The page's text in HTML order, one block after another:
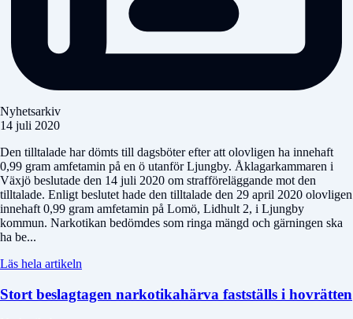
Nyhetsarkiv
14 juli 2020
Den tilltalade har dömts till dagsböter efter att olovligen ha innehaft
0,99 gram amfetamin på en ö utanför Ljungby. Åklagarkammaren i
Växjö beslutade den 14 juli 2020 om strafföreläggande mot den
tilltalade. Enligt beslutet hade den tilltalade den 29 april 2020 olovligen
innehaft 0,99 gram amfetamin på Lomö, Lidhult 2, i Ljungby
kommun. Narkotikan bedömdes som ringa mängd och gärningen ska
ha be...
Läs hela artikeln
Stort beslagtagen narkotikahärva fastställs i hovrätten